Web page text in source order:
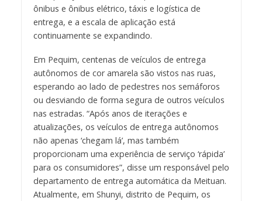
ônibus e ônibus elétrico, táxis e logística de
entrega, e a escala de aplicação está
continuamente se expandindo.
Em Pequim, centenas de veículos de entrega
autônomos de cor amarela são vistos nas ruas,
esperando ao lado de pedestres nos semáforos
ou desviando de forma segura de outros veículos
nas estradas. “Após anos de iterações e
atualizações, os veículos de entrega autônomos
não apenas ‘chegam lá’, mas também
proporcionam uma experiência de serviço ‘rápida’
para os consumidores”, disse um responsável pelo
departamento de entrega automática da Meituan.
Atualmente, em Shunyi, distrito de Pequim, os